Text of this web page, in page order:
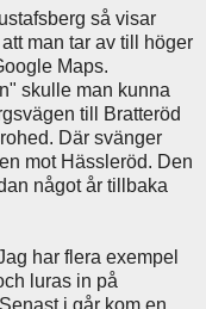
så visar
man tar av till höger
Maps.
skulle man kunna
till Bratteröd
Där svänger
mot Hässleröd. Den
något år tillbaka
har flera exempel
luras in på
i går kom en